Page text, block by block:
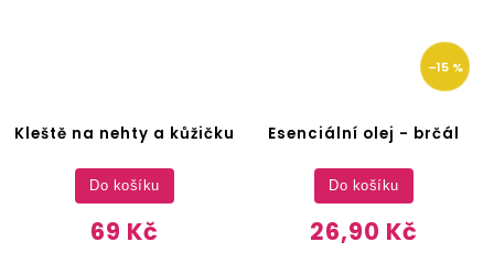
Kleště na nehty a kůžičku
69 Kč
Do košíku
–15 %
Esenciální olej - brčál
26,90 Kč
Do košíku